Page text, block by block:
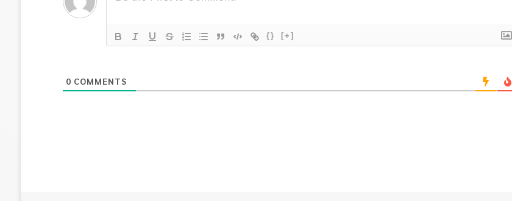
{} [+]
0 COMMENTS